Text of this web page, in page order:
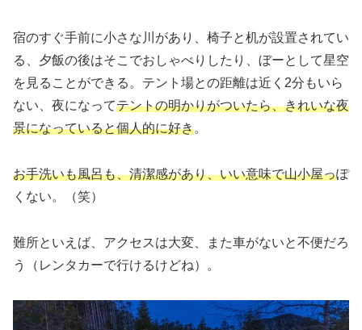
宿のすぐ手前に小さな川があり、椅子と机が設置されてい
る、夕飯の後はそこでおしゃべりしたり、ぼーとして星空
を見ることができる。テント場との距離は近く2分もいら
ない、夜になってテントの明かりがついたら、きれいな夜
景になっていると個人的に好き。
お手洗いも風呂も、清潔感があり、いい意味で山小屋っぽ
くない。（笑）
難所といえば、アクセスは大変、また車がないと不便だろ
う（レンタカーで行けるけどね）。